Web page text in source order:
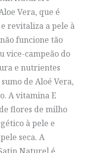
Vera, que é
revitaliza a pele à
funcione tão
vice-campeão do
e nutrientes
de Aloé Vera,
A vitamina E
flores de milho
à pele e
seca. A